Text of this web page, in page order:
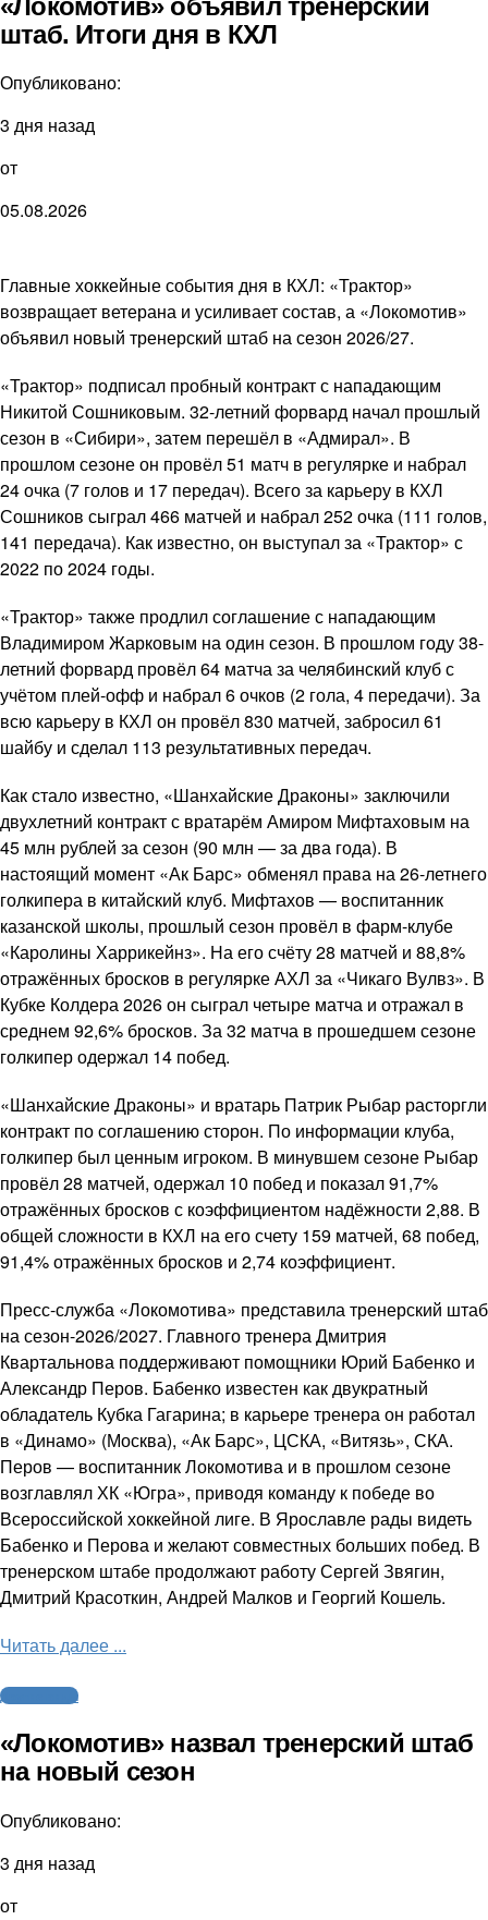
штаб. Итоги дня в КХЛ
Опубликовано:
3 дня назад
от
05.08.2026
Главные хоккейные события дня в КХЛ: «Трактор»
возвращает ветерана и усиливает состав, а «Локомотив»
объявил новый тренерский штаб на сезон 2026/27.
«Трактор» подписал пробный контракт с нападающим
Никитой Сошниковым. 32-летний форвард начал прошлый
сезон в «Сибири», затем перешёл в «Адмирал». В
прошлом сезоне он провёл 51 матч в регулярке и набрал
24 очка (7 голов и 17 передач). Всего за карьеру в КХЛ
Сошников сыграл 466 матчей и набрал 252 очка (111 голов,
141 передача). Как известно, он выступал за «Трактор» с
2022 по 2024 годы.
«Трактор» также продлил соглашение с нападающим
Владимиром Жарковым на один сезон. В прошлом году 38-
летний форвард провёл 64 матча за челябинский клуб с
учётом плей-офф и набрал 6 очков (2 гола, 4 передачи). За
всю карьеру в КХЛ он провёл 830 матчей, забросил 61
шайбу и сделал 113 результативных передач.
Как стало известно, «Шанхайские Драконы» заключили
двухлетний контракт с вратарём Амиром Мифтаховым на
45 млн рублей за сезон (90 млн — за два года). В
настоящий момент «Ак Барс» обменял права на 26-летнего
голкипера в китайский клуб. Мифтахов — воспитанник
казанской школы, прошлый сезон провёл в фарм-клубе
«Каролины Харрикейнз». На его счёту 28 матчей и 88,8%
отражённых бросков в регулярке АХЛ за «Чикаго Вулвз». В
Кубке Колдера 2026 он сыграл четыре матча и отражал в
среднем 92,6% бросков. За 32 матча в прошедшем сезоне
голкипер одержал 14 побед.
«Шанхайские Драконы» и вратарь Патрик Рыбар расторгли
контракт по соглашению сторон. По информации клуба,
голкипер был ценным игроком. В минувшем сезоне Рыбар
провёл 28 матчей, одержал 10 побед и показал 91,7%
отражённых бросков с коэффициентом надёжности 2,88. В
общей сложности в КХЛ на его счету 159 матчей, 68 побед,
91,4% отражённых бросков и 2,74 коэффициент.
Пресс-служба «Локомотива» представила тренерский штаб
на сезон-2026/2027. Главного тренера Дмитрия
Квартальнова поддерживают помощники Юрий Бабенко и
Александр Перов. Бабенко известен как двукратный
обладатель Кубка Гагарина; в карьере тренера он работал
в «Динамо» (Москва), «Ак Барс», ЦСКА, «Витязь», СКА.
Перов — воспитанник Локомотива и в прошлом сезоне
возглавлял ХК «Югра», приводя команду к победе во
Всероссийской хоккейной лиге. В Ярославле рады видеть
Бабенко и Перова и желают совместных больших побед. В
тренерском штабе продолжают работу Сергей Звягин,
Дмитрий Красоткин, Андрей Малков и Георгий Кошель.
Читать далее ...
Другие виды
«Локомотив» назвал тренерский штаб
на новый сезон
Опубликовано:
3 дня назад
от